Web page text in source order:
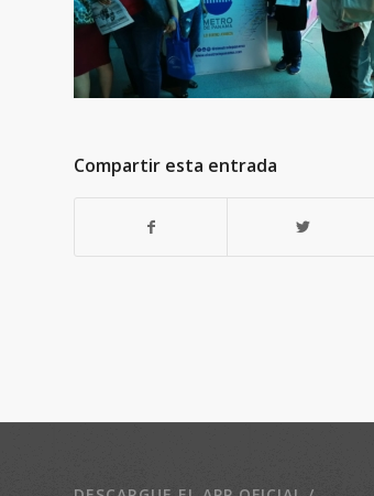
Compartir esta entrada